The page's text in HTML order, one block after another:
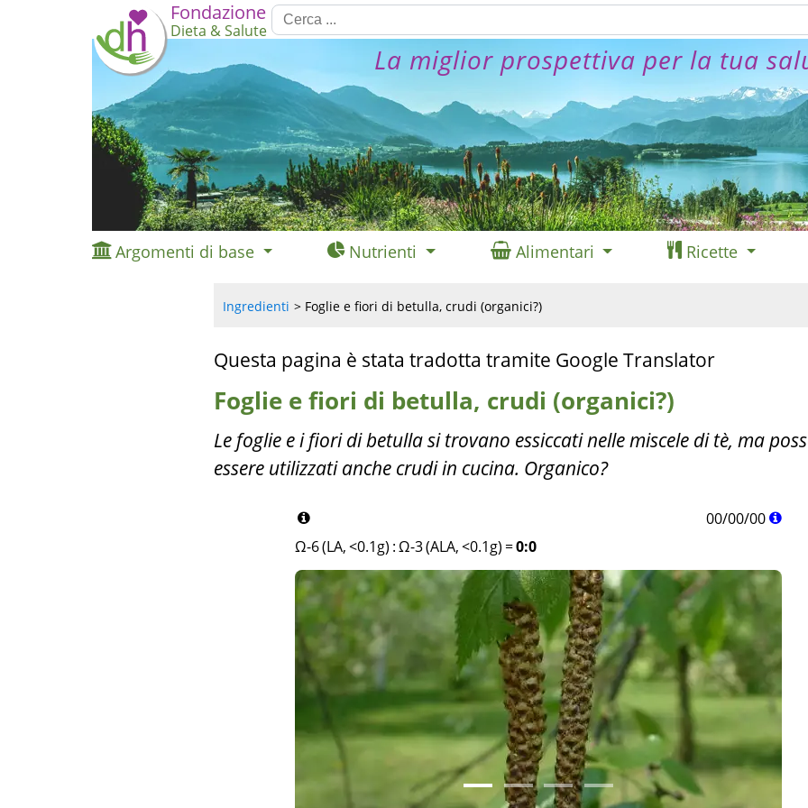
Fondazione
Dieta & Salute
La miglior prospettiva per la tua
Argomenti di base Nutrienti Alimentari Ricette
Ingredienti Foglie e fiori di betulla, crudi (organici?)
Questa pagina è stata tradotta tramite Google Translator
Foglie e fiori di betulla, crudi (organici?)
Le foglie e i fiori di betulla si trovano essiccati nelle miscele di tè, ma
essere utilizzati anche crudi in cucina. Organico?
00/00/00
Ω-6 (LA, <0.1g) :Ω-3 (ALA, <0.1g) =0:0